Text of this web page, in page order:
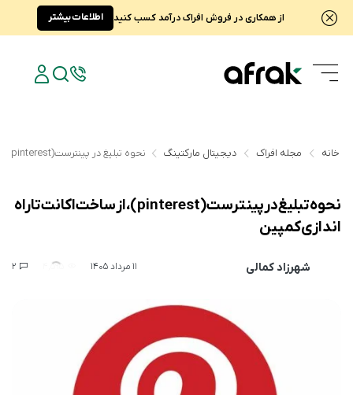
از همکاری در فروش افراک درآمد کسب کنید اطلاعات بیشتر
خانه مجله افراک دیجیتال مارکتینگ نحوه تبلیغ در پینترست(pinterest)، از ساخت اکانت تا راه اندازی کمپین
نحوه تبلیغ در پینترست(pinterest)، از ساخت اکانت تا راه
اندازی کمپین
شهرزاد کمالی 11 مرداد 1405